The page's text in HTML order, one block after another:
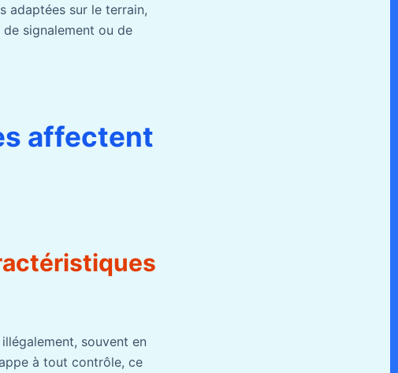
adaptées sur le terrain,
signalement ou de
affectent
souvent en
à tout contrôle, ce